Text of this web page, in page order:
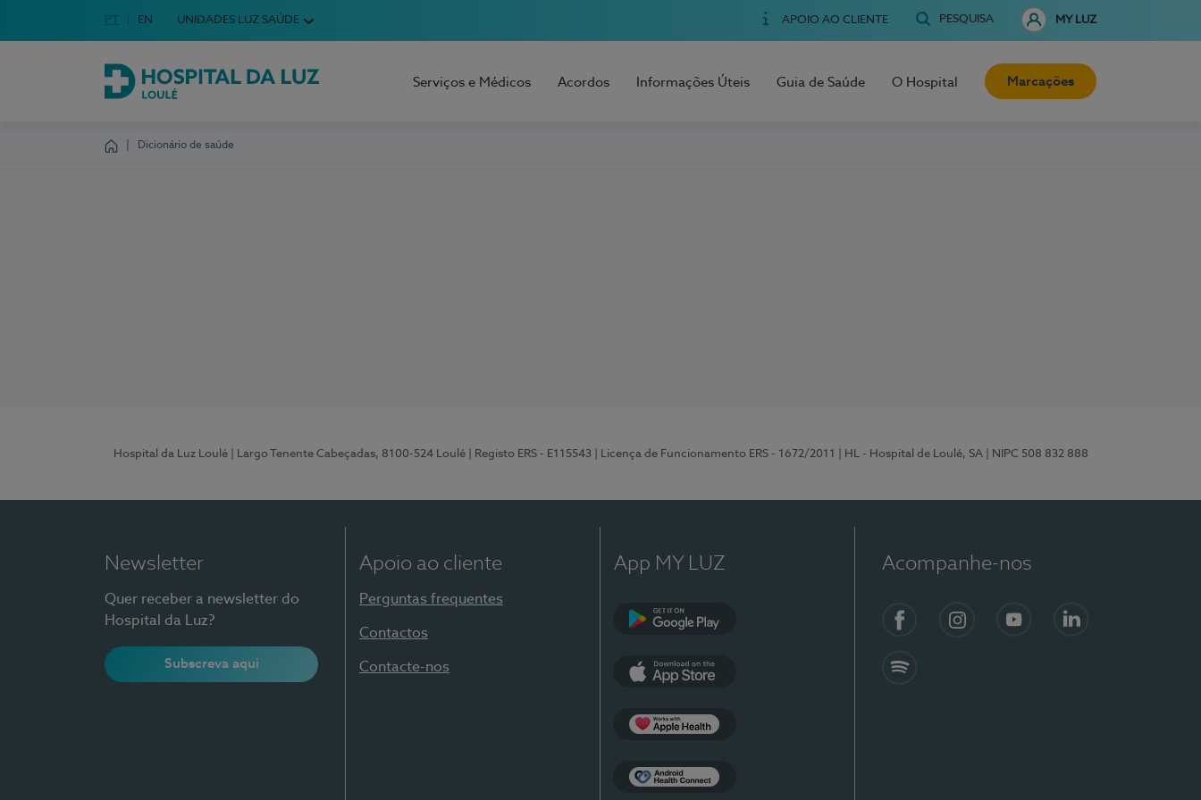
Escolha o seu idioma
Idioma em Português
PT English Language
EN UNIDADES LUZ SAÚDE APOIO AO CLIENTE PESQUISA MY LUZ
Hospital da Luz Loulé
Serviços e Médicos Acordos Informações Úteis Guia de Saúde O Hospital Marcações
Dicionário de saúde
Hospital da Luz Loulé | Largo Tenente Cabeçadas, 8100-524 Loulé | Registo ERS - E115543 | Licença de Funcionamento ERS - 1672/2011 | HL - Hospital de Loulé, SA | NIPC 508 832 888
Newsletter
Quer receber a newsletter do
Hospital da Luz?
Subscreva aqui
Apoio ao cliente
Perguntas frequentes
Contactos
Contacte-nos
App MY LUZ Acompanhe-nos